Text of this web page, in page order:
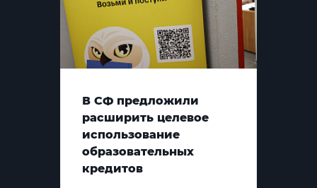
В СФ предложили
расширить целевое
использование
образовательных
кредитов